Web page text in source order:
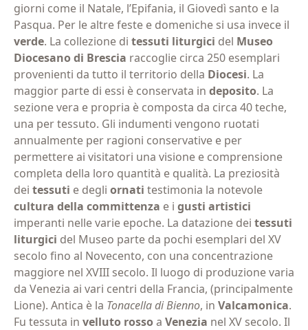
giorni come il Natale, l’Epifania, il Giovedì santo e la
Pasqua. Per le altre feste e domeniche si usa invece il
verde. La collezione di tessuti liturgici del Museo
Diocesano di Brescia raccoglie circa 250 esemplari
provenienti da tutto il territorio della Diocesi. La
maggior parte di essi è conservata in deposito. La
sezione vera e propria è composta da circa 40 teche,
una per tessuto. Gli indumenti vengono ruotati
annualmente per ragioni conservative e per
permettere ai visitatori una visione e comprensione
completa della loro quantità e qualità. La preziosità
dei tessuti e degli ornati testimonia la notevole
cultura della committenza e i gusti artistici
imperanti nelle varie epoche. La datazione dei tessuti
liturgici del Museo parte da pochi esemplari del XV
secolo fino al Novecento, con una concentrazione
maggiore nel XVIII secolo. Il luogo di produzione varia
da Venezia ai vari centri della Francia, (principalmente
Lione). Antica è la Tonacella di Bienno, in Valcamonica.
Fu tessuta in velluto rossoa Venezia nel XV secolo. Il